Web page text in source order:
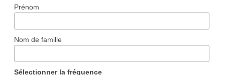
Prénom
Nom de famille
Sélectionner la fréquence